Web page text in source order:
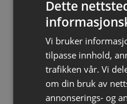
løsemidler
Avgir ingen farlige
Termoplast egner seg til
veier, fotgjengerfelt,
Dette
Vi bruker
tilpasse innhold,
trafikken vår. Vi
om din bruk av
annonserings- og